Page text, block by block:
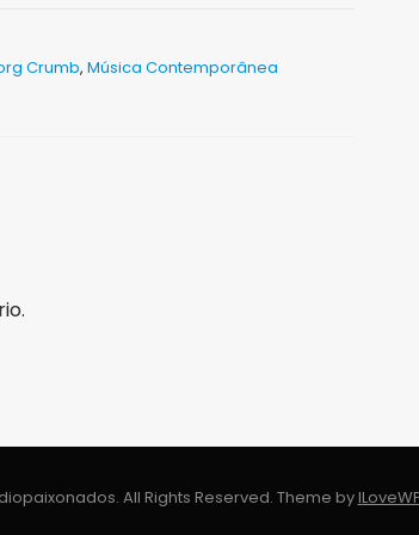
Crumb, Música Contemporânea
All Rights Reserved. Theme by